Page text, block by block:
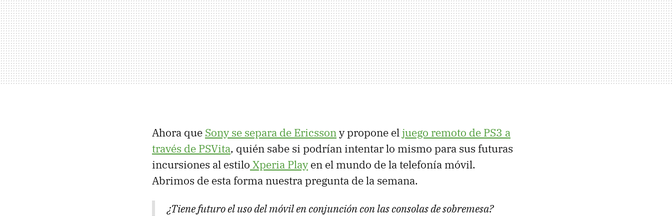
Ahora que Sony se separa de Ericssony propone el juego remoto de PS3 a
través de PSVita, quién sabe si podrían intentar lo mismo para sus futuras
incursiones al estilo Xperia Playen el mundo de la telefonía móvil.
Abrimos de esta forma nuestra pregunta de la semana.
¿Tiene futuro el uso del móvil en conjunción con las consolas de sobremesa?